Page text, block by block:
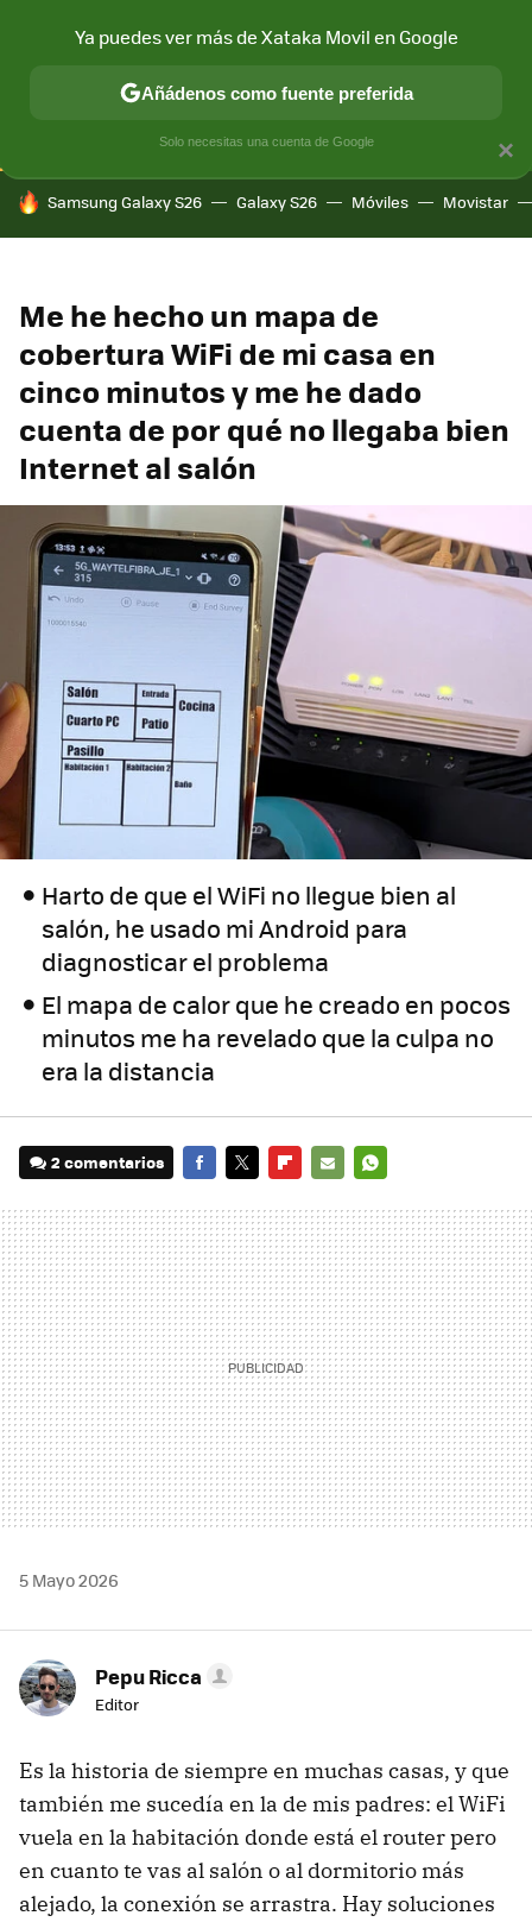
CONECTIVIDAD MÓVIL Y SOCIEDAD APLICACIONES
HOY SE HABLA DE
Samsung Galaxy S26 Galaxy S26 Móviles Movistar
Me he hecho un mapa de
cobertura WiFi de mi casa en
cinco minutos y me he dado
cuenta de por qué no llegaba bien
Internet al salón
Harto de que el WiFi no llegue bien al
salón, he usado mi Android para
diagnosticar el problema
El mapa de calor que he creado en pocos
minutos me ha revelado que la culpa no
era la distancia
2 comentarios
MAIL
5 Mayo 2026
Pepu Ricca
Editor
Es la historia de siempre en muchas casas, y que
también me sucedía en la de mis padres: el WiFi
vuela en la habitación donde está el router pero
en cuanto te vas al salón o al dormitorio más
alejado, la conexión se arrastra. Hay soluciones
×
Ya puedes ver más de Xataka Movil en Google
Añádenos como fuente preferida
Solo necesitas una cuenta de Google